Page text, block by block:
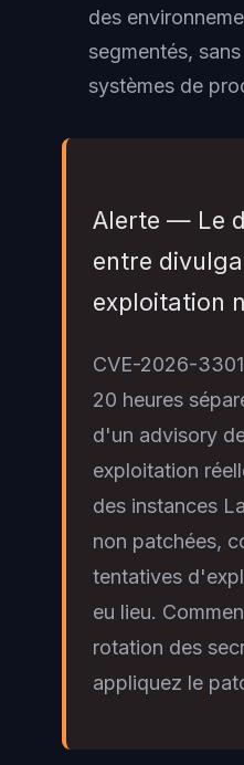
des
segmentés,
systèmes de
Alerte — Le
entre
exploitation
CVE-2026-
20 heures
d'un advisory
exploitation
des instances
non patchées,
tentatives
eu lieu.
rotation des
appliquez le